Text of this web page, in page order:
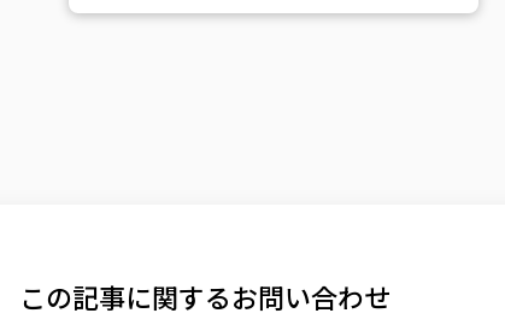
この記事に関するお問い合わせ